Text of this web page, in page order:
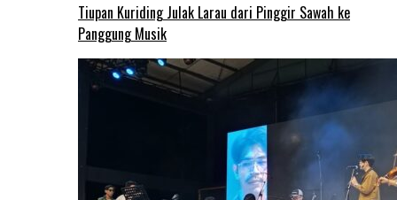
Tiupan Kuriding Julak Larau dari Pinggir Sawah ke
Panggung Musik